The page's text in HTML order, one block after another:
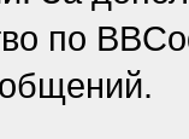
по